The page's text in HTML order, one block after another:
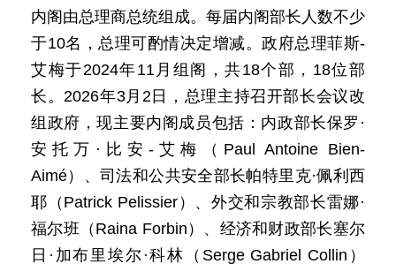
内阁由总理商总统组成。每届内阁部长人数不少
于10名，总理可酌情决定增减。政府总理菲斯-
艾梅于2024年11月组阁，共18个部，18位部
长。2026年3月2日，总理主持召开部长会议改
组政府，现主要内阁成员包括：内政部长保罗·
安托万·比安-艾梅（Paul Antoine Bien-
Aimé）、司法和公共安全部长帕特里克·佩利西
耶（Patrick Pelissier）、外交和宗教部长雷娜·
福尔班（Raina Forbin）、经济和财政部长塞尔
日·加布里埃尔·科林（Serge Gabriel Collin）